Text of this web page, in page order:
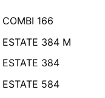
166
384 M
384
584